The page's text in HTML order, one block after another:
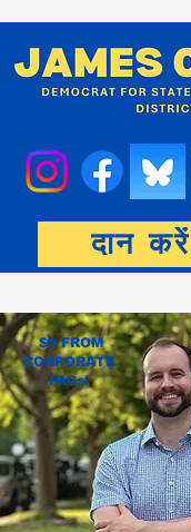
दान करें
$0 FROM
CORPORATE
PACs!